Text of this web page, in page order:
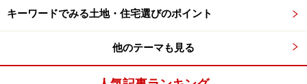
※記事内容は執筆時点のものです。最新の内容をご確認くださ
キーワードでみる土地・住宅選びのポイント
他のテーマも見る